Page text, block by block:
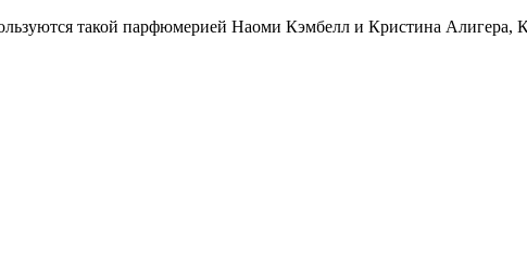
такой парфюмерией Наоми Кэмбелл и Кристина